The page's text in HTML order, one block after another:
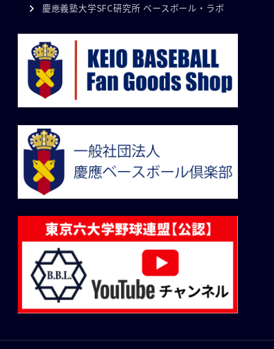
慶應義塾大学SFC研究所 ベースボール・ラボ